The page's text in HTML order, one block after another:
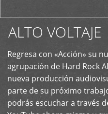
ALTO VOLTAJE
Regresa con «Acción» su
agrupación de Hard Rock
nueva producción
parte de su próximo
podrás escuchar a través